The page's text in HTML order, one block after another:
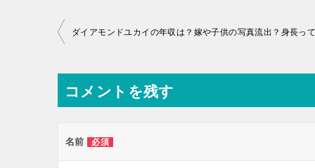
投
ナ
ビ
ー
コメントを残す
名前 必須